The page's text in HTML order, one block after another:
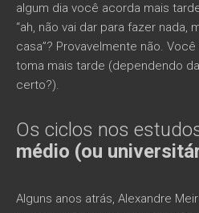
algum dia você acorda mais
“ah, não vai dar para fazer nada,
casa”? Provavelmente não.
toma mais tarde (dependendo
certo?).
Os ciclos nos
médio (ou
Alguns anos atrás, Alexandre